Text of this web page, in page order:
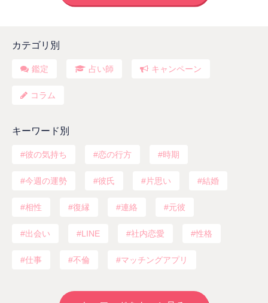
カテゴリ別
鑑定 占い師 キャンペーン
コラム
キーワード別
彼の気持ち 恋の行方 時期
今週の運勢 彼氏 片思い 結婚
相性 復縁 連絡 元彼
出会い LINE 社内恋愛 性格
仕事 不倫 マッチングアプリ